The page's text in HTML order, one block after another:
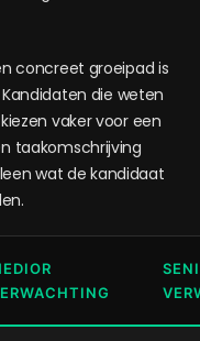
concreet groeipad is
die weten
vaker voor een
taakomschrijving
wat de kandidaat